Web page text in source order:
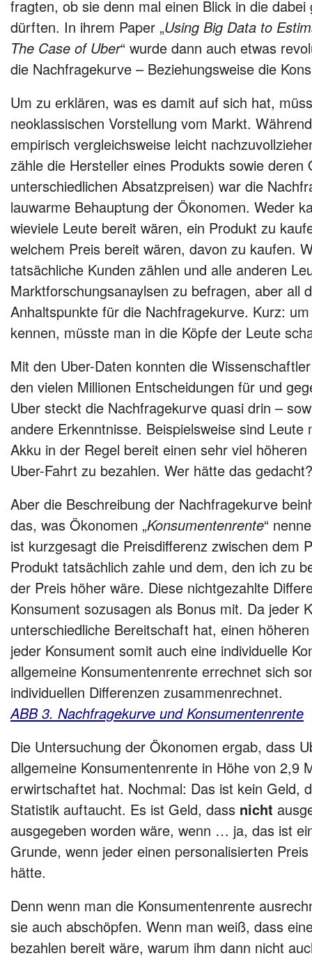
fragten, ob sie denn mal einen Blick in die
dürften. In ihrem Paper „Using Big Data to
The Case of Uber“ wurde dann auch etwas
die Nachfragekurve – Beziehungsweise die
Um zu erklären, was es damit auf sich hat,
neoklassischen Vorstellung vom Markt.
empirisch vergleichsweise leicht
zähle die Hersteller eines Produkts sowie deren
unterschiedlichen Absatzpreisen) war die
lauwarme Behauptung der Ökonomen. Weder
wieviele Leute bereit wären, ein Produkt zu
welchem Preis bereit wären, davon zu kaufen.
tatsächliche Kunden zählen und alle anderen
Marktforschungsanaylsen zu befragen, aber all
Anhaltspunkte für die Nachfragekurve. Kurz:
kennen, müsste man in die Köpfe der Leute
Mit den Uber-Daten konnten die
den vielen Millionen Entscheidungen für und
Uber steckt die Nachfragekurve quasi drin –
andere Erkenntnisse. Beispielsweise sind
Akku in der Regel bereit einen sehr viel
Uber-Fahrt zu bezahlen. Wer hätte das gedacht?
Aber die Beschreibung der Nachfragekurve
das, was Ökonomen „Konsumentenrente“
ist kurzgesagt die Preisdifferenz zwischen dem
Produkt tatsächlich zahle und dem, den ich zu
der Preis höher wäre. Diese nichtgezahlte
Konsument sozusagen als Bonus mit. Da jeder
unterschiedliche Bereitschaft hat, einen
jeder Konsument somit auch eine individuelle
allgemeine Konsumentenrente errechnet sich
individuellen Differenzen zusammenrechnet.
ABB 3. Nachfragekurve und Konsumentenrente
Die Untersuchung der Ökonomen ergab, dass
allgemeine Konsumentenrente in Höhe von 2,9
erwirtschaftet hat. Nochmal: Das ist kein Geld,
Statistik auftaucht. Es ist Geld, dass nicht
ausgegeben worden wäre, wenn … ja, das ist
Grunde, wenn jeder einen personalisierten
hätte.
Denn wenn man die Konsumentenrente
sie auch abschöpfen. Wenn man weiß, dass
bezahlen bereit wäre, warum ihm dann nicht